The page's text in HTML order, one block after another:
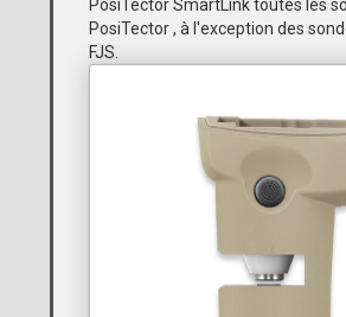
PosiTector SmartLink toutes les
PosiTector , à l'exception des
FJS.